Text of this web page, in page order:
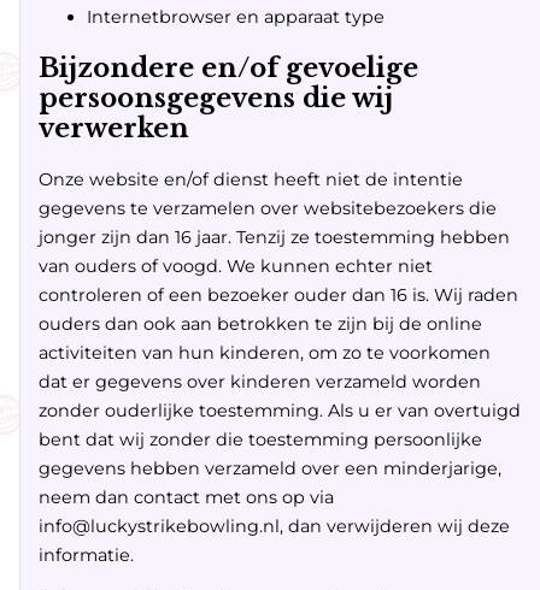
Internetbrowser en apparaat type
Bijzondere en/of gevoelige
persoonsgegevens die wij
verwerken
Onze website en/of dienst heeft niet de intentie
gegevens te verzamelen over websitebezoekers die
jonger zijn dan 16 jaar. Tenzij ze toestemming hebben
van ouders of voogd. We kunnen echter niet
controleren of een bezoeker ouder dan 16 is. Wij raden
ouders dan ook aan betrokken te zijn bij de online
activiteiten van hun kinderen, om zo te voorkomen
dat er gegevens over kinderen verzameld worden
zonder ouderlijke toestemming. Als u er van overtuigd
bent dat wij zonder die toestemming persoonlijke
gegevens hebben verzameld over een minderjarige,
neem dan contact met ons op via
info@luckystrikebowling.nl, dan verwijderen wij deze
informatie.